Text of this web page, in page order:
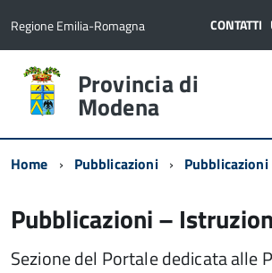
Regione Emilia-Romagna CONTATTI
Provincia di
Modena
Home Pubblicazioni
Pubblicazioni –
Sezione del Portale dedicata alle